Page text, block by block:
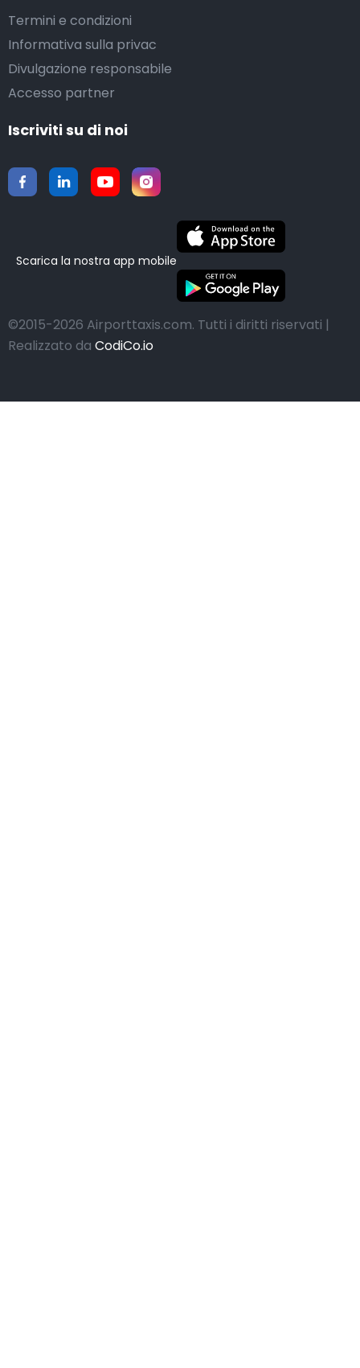
Termini e condizioni
Informativa sulla privac
Divulgazione responsabile
Accesso partner
Iscriviti su di noi
Scarica la nostra app mobile
©2015-2026 Airporttaxis.com. Tutti i diritti riservati |
Realizzato da CodiCo.io